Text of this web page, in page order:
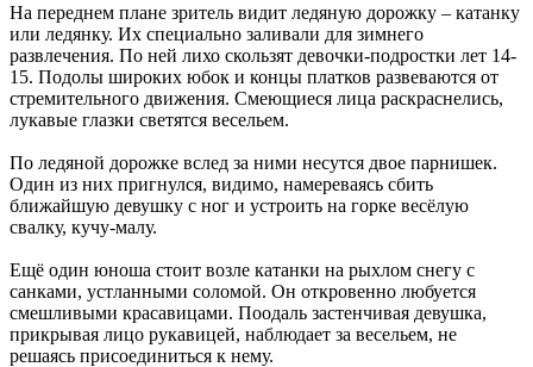
На переднем плане зритель видит ледяную дорожку – катанку
или ледянку. Их специально заливали для зимнего
развлечения. По ней лихо скользят девочки-подростки лет 14-
15. Подолы широких юбок и концы платков развеваются от
стремительного движения. Смеющиеся лица раскраснелись,
лукавые глазки светятся весельем.
По ледяной дорожке вслед за ними несутся двое парнишек.
Один из них пригнулся, видимо, намереваясь сбить
ближайшую девушку с ног и устроить на горке весёлую
свалку, кучу-малу.
Ещё один юноша стоит возле катанки на рыхлом снегу с
санками, устланными соломой. Он откровенно любуется
смешливыми красавицами. Поодаль застенчивая девушка,
прикрывая лицо рукавицей, наблюдает за весельем, не
решаясь присоединиться к нему.